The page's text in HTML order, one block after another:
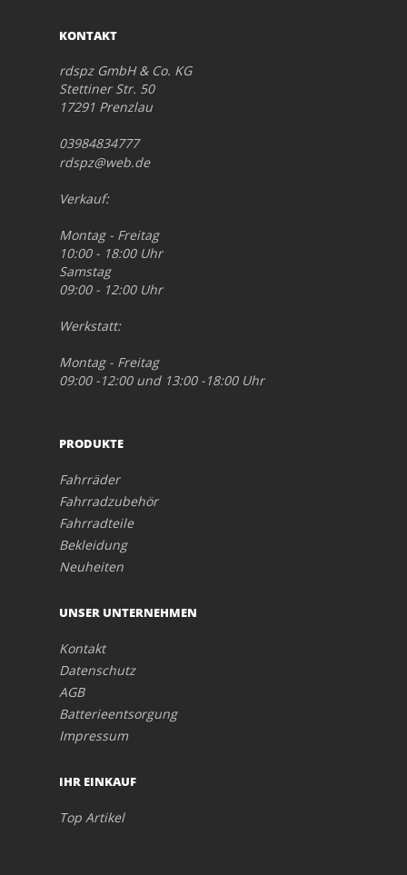
KONTAKT
rdspz GmbH & Co. KG
Stettiner Str. 50
17291 Prenzlau
03984834777
rdspz@web.de
Verkauf:
Montag - Freitag
10:00 - 18:00 Uhr
Samstag
09:00 - 12:00 Uhr
Werkstatt:
Montag - Freitag
09:00 -12:00 und 13:00 -18:00 Uhr
PRODUKTE
Fahrräder
Fahrradzubehör
Fahrradteile
Bekleidung
Neuheiten
UNSER UNTERNEHMEN
Kontakt
Datenschutz
AGB
Batterieentsorgung
Impressum
IHR EINKAUF
Top Artikel